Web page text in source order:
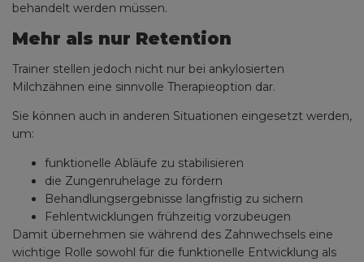
behandelt werden müssen.
Mehr als nur Retention
Trainer stellen jedoch nicht nur bei ankylosierten
Milchzähnen eine sinnvolle Therapieoption dar.
Sie können auch in anderen Situationen eingesetzt werden,
um:
funktionelle Abläufe zu stabilisieren
die Zungenruhelage zu fördern
Behandlungsergebnisse langfristig zu sichern
Fehlentwicklungen frühzeitig vorzubeugen
Damit übernehmen sie während des Zahnwechsels eine
wichtige Rolle sowohl für die funktionelle Entwicklung als